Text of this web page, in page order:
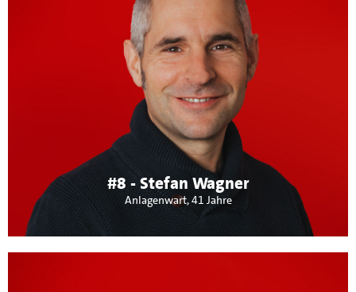
#8 - Stefan Wagner
Anlagenwart, 41 Jahre
Über mich:
in Sindelfingen geboren, verheiratet und habe eine Tochter.
Arbeite seit 1999 „beim Daimler“ als Anlagenwart und bin
Vertrauensperson der IG Metall. Meine Mitgliedschaften:
VfB Stuttgart 1893 e.V., Tauchclub Amphiprion e.V.
Sindelfingen. Besonders wichtig sind mir Tarifbindung bei
öffentlichen Ausschreibungen, Windkraftausbau und
Verbesserungen der Infrastruktur mit Fokus Gebäude und
Radwege.